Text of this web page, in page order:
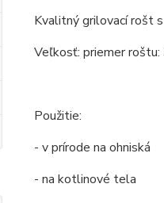
Kvalitný grilovací rošt s
Veľkosť: priemer roštu:
Použitie:
- v prírode na ohniská
- na kotlinové tela